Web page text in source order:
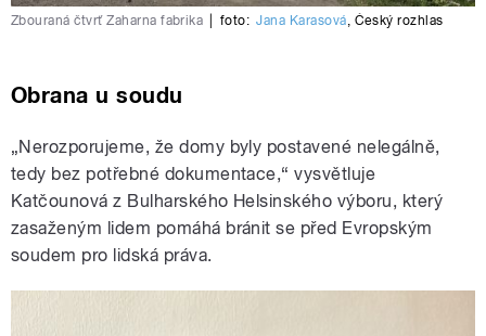
Zbouraná čtvrť Zaharna fabrika foto: Jana Karasová, Český rozhlas
Obrana u soudu
„Nerozporujeme, že domy byly postavené nelegálně,
tedy bez potřebné dokumentace,“ vysvětluje
Katčounová z Bulharského Helsinského výboru, který
zasaženým lidem pomáhá bránit se před Evropským
soudem pro lidská práva.